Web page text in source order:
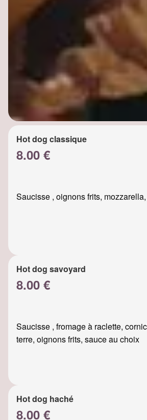
Hot dog classique
8.00 €
Saucisse , oignons frits,
Hot dog savoyard
8.00 €
Saucisse , fromage à raclette,
terre, oignons frits, sauce au choix
Hot dog haché
8.00 €